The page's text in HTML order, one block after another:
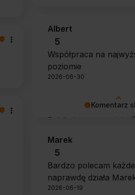
Komentarz
Dziękujemy za opinię
zakup spełniły Pana
Dziękujemy za zaufanie.
Albert
5
Współpraca na
poziomie
2026-06-30
Marek
5
Bardzo polecam
naprawdę działa
2026-06-19